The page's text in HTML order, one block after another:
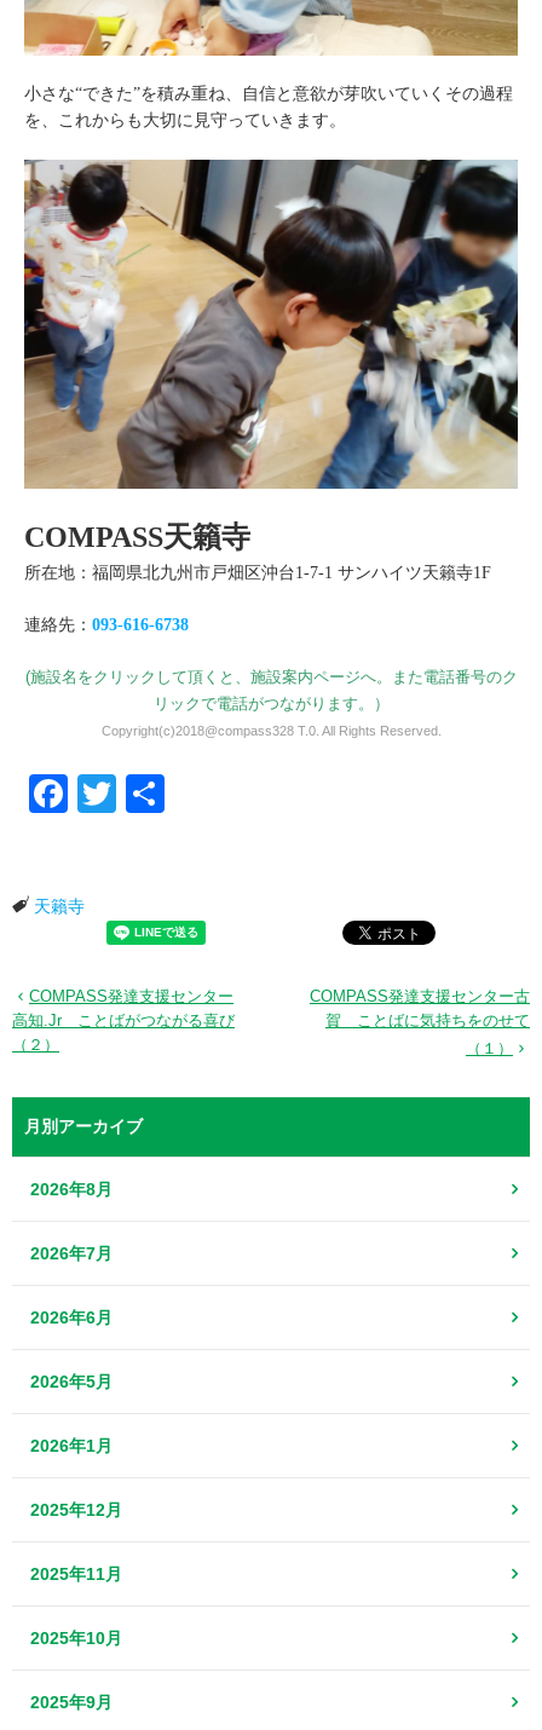
小さな“できた”を積み重ね、自信と意欲が芽吹いていくその過程
を、これからも大切に見守っていきます。
COMPASS天籟寺
所在地：福岡県北九州市戸畑区沖台1-7-1 サンハイツ天籟寺1F
連絡先： 093-616-6738
(施設名をクリックして頂くと、施設案内ページへ。また電話番号のク
リックで電話がつながります。）
Copyright(c)2018@compass328 T.0. All Rights Reserved.
FacebookTwitter
天籟寺
COMPASS発達支援センター
高知.Jr ことばがつながる喜び
（２）
COMPASS発達支援センター古
賀 ことばに気持ちをのせて
（１）
月別アーカイブ
2026年8月
2026年7月
2026年6月
2026年5月
2026年1月
2025年12月
2025年11月
2025年10月
2025年9月